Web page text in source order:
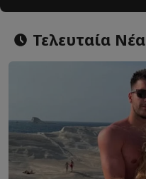
Τελευταία Νέα